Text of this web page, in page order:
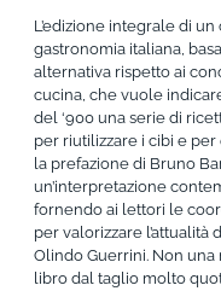
L’edizione integrale di
gastronomia italiana,
alternativa rispetto ai
cucina, che vuole
del ‘900 una serie di
per riutilizzare i cibi e
la prefazione di Bruno
un’interpretazione
fornendo ai lettori le
per valorizzare
Olindo Guerrini. Non una
libro dal taglio molto